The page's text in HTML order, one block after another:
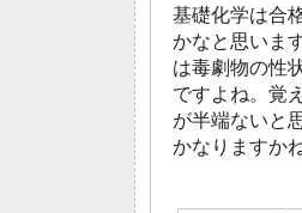
基礎化学は合
かなと思いま
は毒劇物の性
ですよね。覚
が半端ないと
かなりますかね